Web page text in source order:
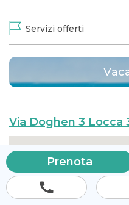
Servizi offerti
Via Doghen 3 Locca
Prenota